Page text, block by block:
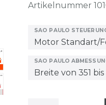
Artikelnummer
SAO PAULO
SAO PAULO